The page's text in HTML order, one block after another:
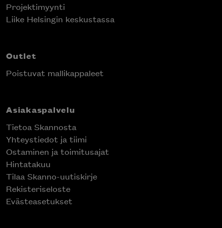
Projektimyynti
Liike Helsingin keskustassa
Outlet
Poistuvat mallikappaleet
Asiakaspalvelu
Tietoa Skannosta
Yhteystiedot ja tiimi
Ostaminen ja toimitusajat
Hintatakuu
Tilaa Skanno-uutiskirje
Rekisteriseloste
Evästeasetukset